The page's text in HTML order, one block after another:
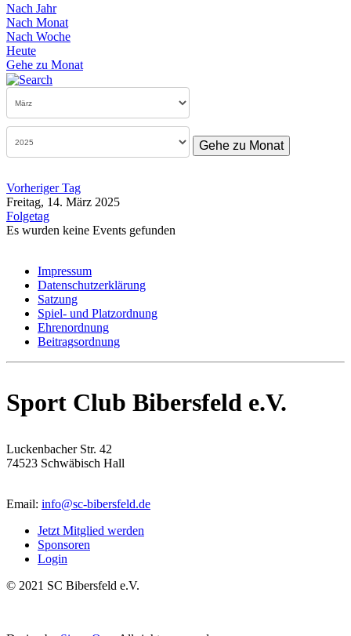
Nach Jahr
Nach Monat
Nach Woche
Heute
Gehe zu Monat
Gehe zu Monat
Vorheriger Tag
Freitag, 14. März 2025
Folgetag
Es wurden keine Events gefunden
Impressum
Datenschutzerklärung
Satzung
Spiel- und Platzordnung
Ehrenordnung
Beitragsordnung
Sport Club Bibersfeld e.V.
Luckenbacher Str. 42
74523 Schwäbisch Hall
Email: info@sc-bibersfeld.de
Jetzt Mitglied werden
Sponsoren
Login
© 2021 SC Bibersfeld e.V.